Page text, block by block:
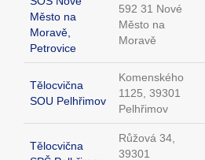
Město na
Moravě,
Petrovice
592 31 Nové
Město na
Moravě
Tělocvična
SOU Pelhřimov
Komenského
1125, 39301
Pelhřimov
Tělocvična
Růžová 34,
39301